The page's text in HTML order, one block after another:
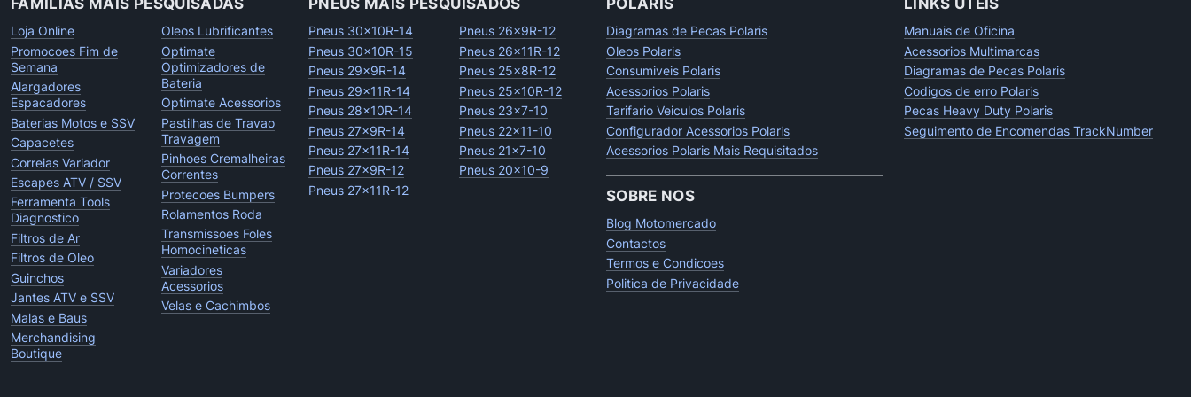
Loja Online
Promocoes Fim de
Semana
Alargadores
Espacadores
Baterias Motos e SSV
Capacetes
Correias Variador
Escapes ATV / SSV
Ferramenta Tools
Diagnostico
Filtros de Ar
Filtros de Oleo
Guinchos
Jantes ATV e SSV
Malas e Baus
Merchandising
Boutique
Oleos Lubrificantes
Optimate
Optimizadores de
Bateria
Optimate Acessorios
Pastilhas de Travao
Travagem
Pinhoes Cremalheiras
Correntes
Protecoes Bumpers
Rolamentos Roda
Transmissoes Foles
Homocineticas
Variadores
Acessorios
Velas e Cachimbos
Pneus 30x10R-14
Pneus 30x10R-15
Pneus 29x9R-14
Pneus 29x11R-14
Pneus 28x10R-14
Pneus 27x9R-14
Pneus 27x11R-14
Pneus 27x9R-12
Pneus 27x11R-12
Pneus 26x9R-12
Pneus 26x11R-12
Pneus 25x8R-12
Pneus 25x10R-12
Pneus 23x7-10
Pneus 22x11-10
Pneus 21x7-10
Pneus 20x10-9
Diagramas de Pecas Polaris
Oleos Polaris
Consumiveis Polaris
Acessorios Polaris
Tarifario Veiculos Polaris
Configurador Acessorios Polaris
Acessorios Polaris Mais Requisitados
SOBRE NOS
Blog Motomercado
Contactos
Termos e Condicoes
Politica de Privacidade
Manuais de Oficina
Acessorios Multimarcas
Diagramas de Pecas Polaris
Codigos de erro Polaris
Pecas Heavy Duty Polaris
Seguimento de Encomendas TrackNumber